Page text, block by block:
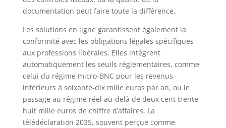
documentation peut faire toute la différence.
Les solutions en ligne garantissent également la
conformité avec les obligations légales spécifiques
aux professions libérales. Elles intègrent
automatiquement les seuils réglementaires, comme
celui du régime micro-BNC pour les revenus
inférieurs à soixante-dix mille euros par an, ou le
passage au régime réel au-delà de deux cent trente-
huit mille euros de chiffre d’affaires. La
télédéclaration 2035, souvent perçue comme